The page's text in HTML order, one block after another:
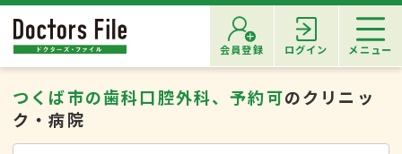
会員登録 ログイン メニュー
つくば市の歯科口腔外科、予約可のクリニッ
ク・病院